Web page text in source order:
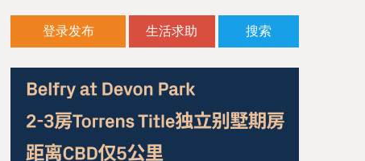
登录发布 生活求助 搜索